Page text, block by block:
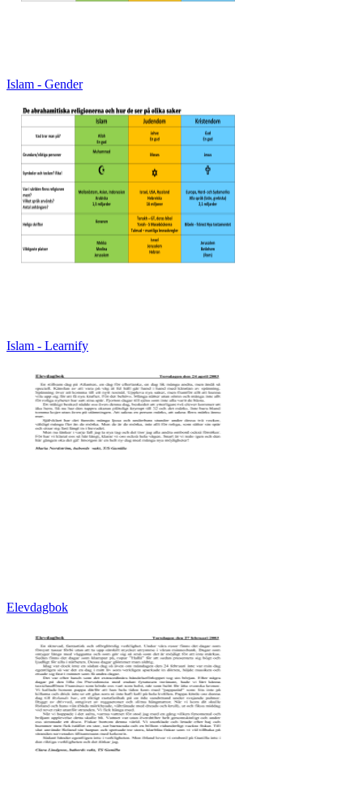
Islam - Gender
Islam - Learnify
Elevdagbok